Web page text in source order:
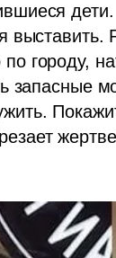
выставить.
по городу,
запасные